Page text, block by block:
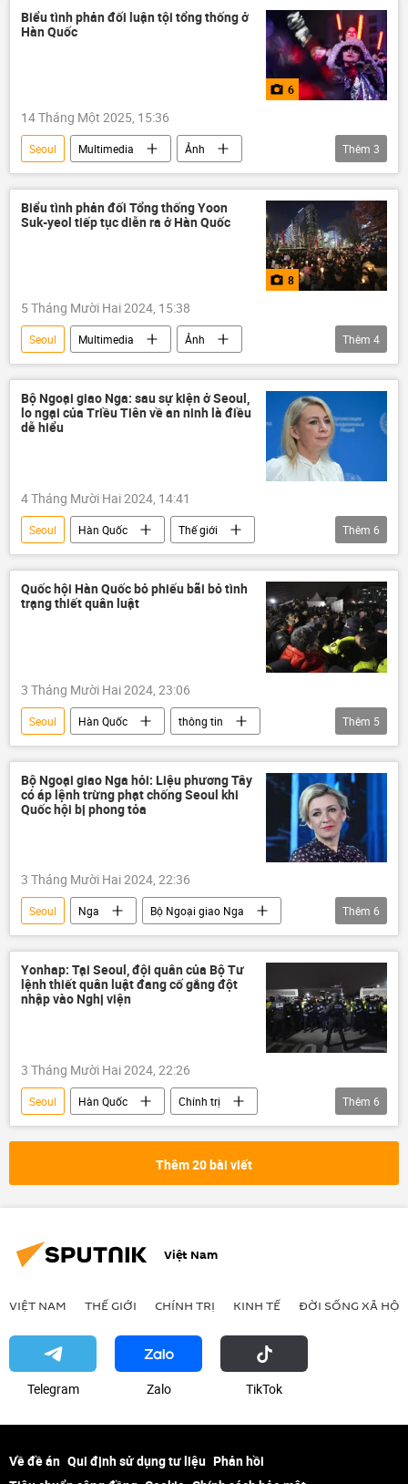
thông tin
Chính trị bị bắt
Biểu tình phản đối luận tội tổng thống ở
Hàn Quốc
6
14 Tháng Một 2025, 15:36
Seoul Multimedia
Ảnh
Hàn Quốc
Ban bố thiết quân luật ở Hàn Quốc
Thế giới
Thêm 3
Biểu tình phản đối Tổng thống Yoon
Suk-yeol tiếp tục diễn ra ở Hàn Quốc
8
5 Tháng Mười Hai 2024, 15:38
Seoul Multimedia
Ảnh
Hàn Quốc
Ban bố thiết quân luật ở Hàn Quốc
Thế giới
cuộc biểu tình
Thêm 4
Bộ Ngoại giao Nga: sau sự kiện ở Seoul,
lo ngại của Triều Tiên về an ninh là điều
dễ hiểu
4 Tháng Mười Hai 2024, 14:41
Seoul Hàn Quốc
Thế giới
Bắc Triều Tiên
Chính trị
an ninh
Bộ Ngoại giao Nga
Maria Zakharova
Ban bố thiết quân luật ở Hàn Quốc
Thêm 6
Quốc hội Hàn Quốc bỏ phiếu bãi bỏ tình
trạng thiết quân luật
3 Tháng Mười Hai 2024, 23:06
Seoul Hàn Quốc
thông tin
Thế giới
Quân sự
Chính trị
Quốc hội
Ban bố thiết quân luật ở Hàn Quốc
Thêm 5
Bộ Ngoại giao Nga hỏi: Liệu phương Tây
có áp lệnh trừng phạt chống Seoul khi
Quốc hội bị phong tỏa
3 Tháng Mười Hai 2024, 22:36
Seoul Nga
Bộ Ngoại giao Nga
Maria Zakharova
trừng phạt
phương Tây
Hàn Quốc
Thế giới
thông tin
Thêm 6
Yonhap: Tại Seoul, đội quân của Bộ Tư
lệnh thiết quân luật đang cố gắng đột
nhập vào Nghị viện
3 Tháng Mười Hai 2024, 22:26
Seoul Hàn Quốc
Chính trị
thông tin
Quân sự
quân đội
Ban bố thiết quân luật ở Hàn Quốc
Thêm 6
Thêm 20 bài viết
Việt Nam
VIỆT NAM THẾ GIỚI CHÍNH TRỊ KINH TẾ ĐỜI SỐNG XÃ HỘI
Telegram Zalo ТikТоk
Về đề án Qui định sử dụng tư liệu Phản hồi